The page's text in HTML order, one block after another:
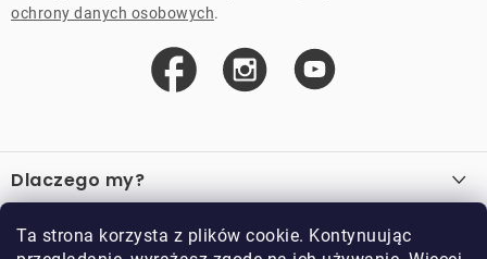
Ta strona korzysta z plików cookie. Kontynuując
ochrony danych osobowych.
t
o
p
Dlaczego my?
Ważne linki